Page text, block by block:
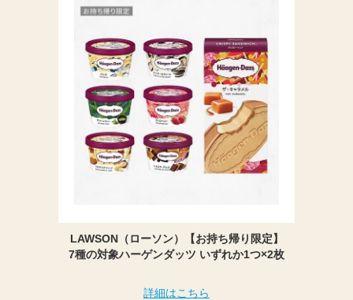
LAWSON（ローソン）【お持ち帰り限定】
7種の対象ハーゲンダッツ いずれか1つ×2枚
詳細はこちら